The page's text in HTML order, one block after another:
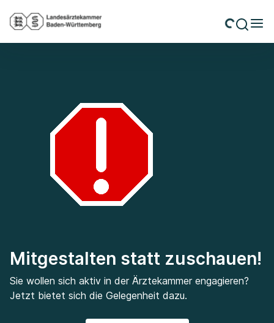
Mitgestalten statt zuschauen!
Sie wollen sich aktiv in der Ärztekammer engagieren?
Jetzt bietet sich die Gelegenheit dazu.